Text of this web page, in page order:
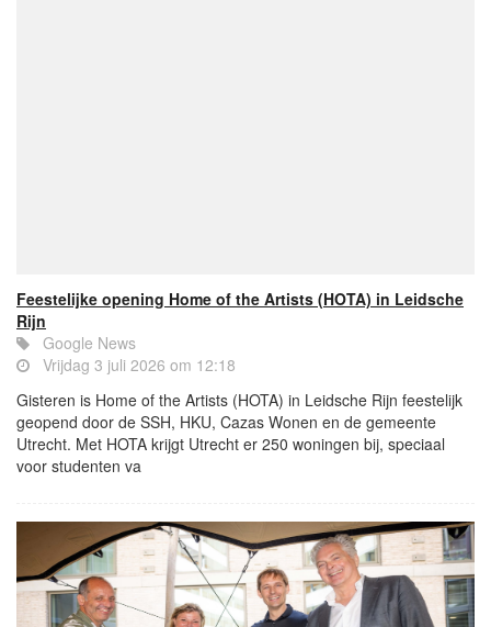
Feestelijke opening Home of the Artists (HOTA) in Leidsche
Rijn
Google News
Vrijdag 3 juli 2026 om 12:18
Gisteren is Home of the Artists (HOTA) in Leidsche Rijn feestelijk
geopend door de SSH, HKU, Cazas Wonen en de gemeente
Utrecht. Met HOTA krijgt Utrecht er 250 woningen bij, speciaal
voor studenten va